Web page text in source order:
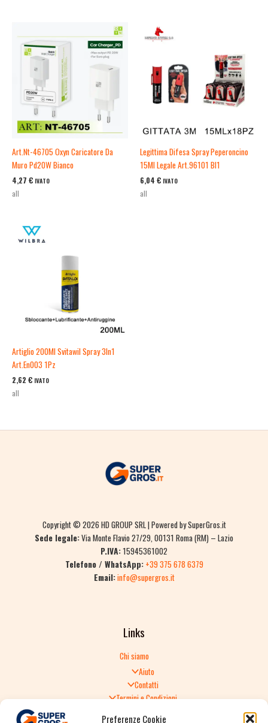
Preferenze Cookie
Art.Nt-46705 Oxyn Caricatore Da
Muro Pd20W Bianco
4,27 € IVATO
all
Legittima Difesa Spray Peperoncino
15Ml Legale Art.96101 Bl1
6,04 € IVATO
all
Artiglio 200Ml Svitawil Spray 3In1
Art.En003 1Pz
2,62 € IVATO
all
Copyright © 2026 HD GROUP SRL | Powered by SuperGros.it
Sede legale:Via Monte Flavio 27/29, 00131 Roma (RM) – Lazio
P.IVA:15945361002
Telefono / WhatsApp: +39 375 678 6379
Email:info@supergros.it
Links
Chi siamo
Aiuto
Contatti
Termini e Condizioni